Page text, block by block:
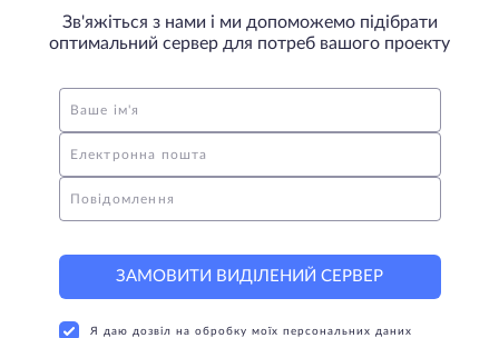
Зв'яжіться з нами і ми допоможемо підібрати
оптимальний сервер для потреб вашого проекту
Ваше ім'я
Електронна пошта
Повідомлення
ЗАМОВИТИ ВИДІЛЕНИЙ СЕРВЕР
Я даю дозвіл на обробку моїх персональних даних